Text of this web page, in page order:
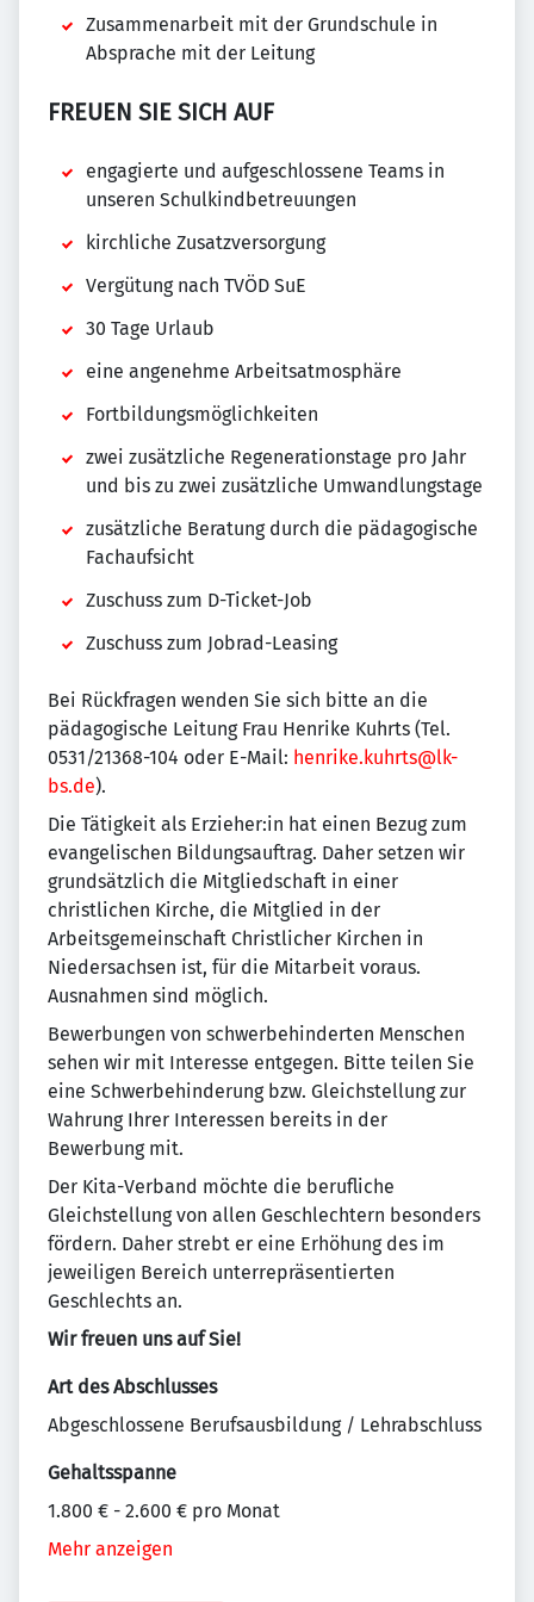
Zusammenarbeit mit der Grundschule in
Absprache mit der Leitung
FREUEN SIE SICH AUF
engagierte und aufgeschlossene Teams in
unseren Schulkindbetreuungen
kirchliche Zusatzversorgung
Vergütung nach TVÖD SuE
30 Tage Urlaub
eine angenehme Arbeitsatmosphäre
Fortbildungsmöglichkeiten
zwei zusätzliche Regenerationstage pro Jahr
und bis zu zwei zusätzliche Umwandlungstage
zusätzliche Beratung durch die pädagogische
Fachaufsicht
Zuschuss zum D-Ticket-Job
Zuschuss zum Jobrad-Leasing
Bei Rückfragen wenden Sie sich bitte an die
pädagogische Leitung Frau Henrike Kuhrts (Tel.
0531/21368-104 oder E-Mail: henrike.kuhrts@lk-
bs.de).
Die Tätigkeit als Erzieher:in hat einen Bezug zum
evangelischen Bildungsauftrag. Daher setzen wir
grundsätzlich die Mitgliedschaft in einer
christlichen Kirche, die Mitglied in der
Arbeitsgemeinschaft Christlicher Kirchen in
Niedersachsen ist, für die Mitarbeit voraus.
Ausnahmen sind möglich.
Bewerbungen von schwerbehinderten Menschen
sehen wir mit Interesse entgegen. Bitte teilen Sie
eine Schwerbehinderung bzw. Gleichstellung zur
Wahrung Ihrer Interessen bereits in der
Bewerbung mit.
Der Kita-Verband möchte die berufliche
Gleichstellung von allen Geschlechtern besonders
fördern. Daher strebt er eine Erhöhung des im
jeweiligen Bereich unterrepräsentierten
Geschlechts an.
Wir freuen uns auf Sie!
Art des Abschlusses
Abgeschlossene Berufsausbildung / Lehrabschluss
Gehaltsspanne
1.800 € - 2.600 € pro Monat
Mehr anzeigen